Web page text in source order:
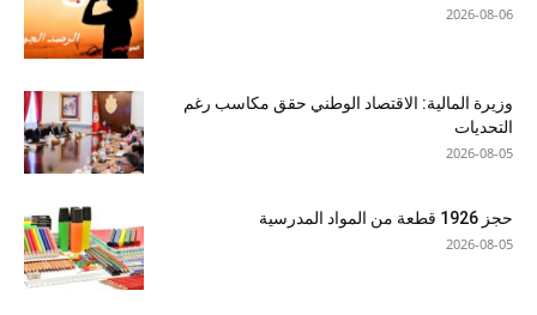
2026-08-06
وزيرة المالية: الاقتصاد الوطني حقق مكاسب رغم
التحديات
2026-08-05
حجز 1926 قطعة من المواد المدرسية
2026-08-05